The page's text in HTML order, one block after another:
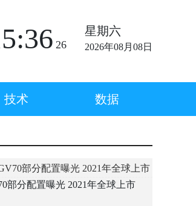
星期六
2026年08月08日
26
技术 数据
部分配置曝光 2021年全球上市